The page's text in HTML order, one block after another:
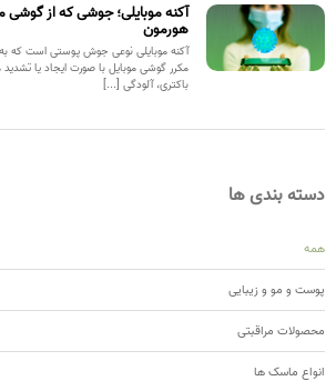
آکنه موبایلی؛ جوشی که از گوشی
هورمون
آکنه موبایلی نوعی جوش پوستی است که
مکرر گوشی موبایل با صورت ایجاد یا
باکتری، آلودگی [...]
دسته بندی ها
همه
پوست و مو و زیبایی
محصولات مراقبتی
انواع ماسک ها